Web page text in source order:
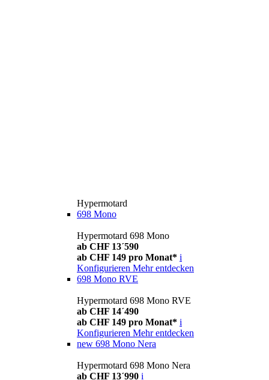
Hypermotard
698 Mono
Hypermotard 698 Mono
ab CHF 13´590
ab CHF 149 pro Monat* i
Konfigurieren Mehr entdecken
698 Mono RVE
Hypermotard 698 Mono RVE
ab CHF 14´490
ab CHF 149 pro Monat* i
Konfigurieren Mehr entdecken
new 698 Mono Nera
Hypermotard 698 Mono Nera
ab CHF 13´990 i